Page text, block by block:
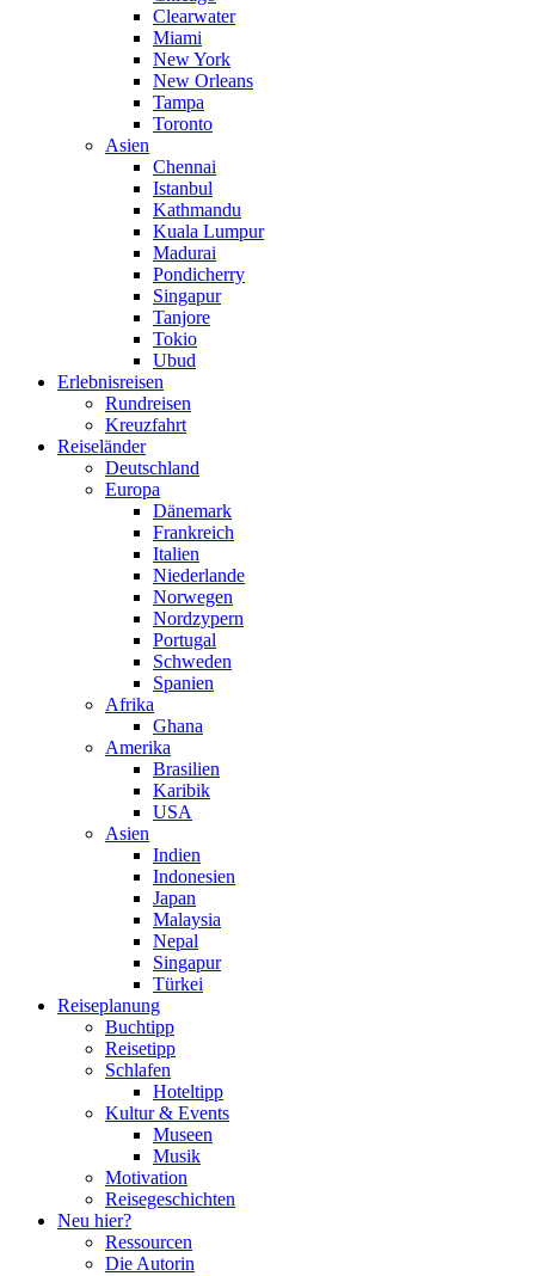
Clearwater
Miami
New York
New Orleans
Tampa
Toronto
Asien
Chennai
Istanbul
Kathmandu
Kuala Lumpur
Madurai
Pondicherry
Singapur
Tanjore
Tokio
Ubud
Erlebnisreisen
Rundreisen
Kreuzfahrt
Reiseländer
Deutschland
Europa
Dänemark
Frankreich
Italien
Niederlande
Norwegen
Nordzypern
Portugal
Schweden
Spanien
Afrika
Ghana
Amerika
Brasilien
Karibik
USA
Asien
Indien
Indonesien
Japan
Malaysia
Nepal
Singapur
Türkei
Reiseplanung
Buchtipp
Reisetipp
Schlafen
Hoteltipp
Kultur & Events
Museen
Musik
Motivation
Reisegeschichten
Neu hier?
Ressourcen
Die Autorin